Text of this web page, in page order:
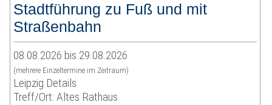
Stadtführung zu Fuß und mit
Straßenbahn
08.08.2026 bis 29.08.2026
(mehrere Einzeltermine im Zeitraum)
Leipzig Details
Treff/Ort: Altes Rathaus